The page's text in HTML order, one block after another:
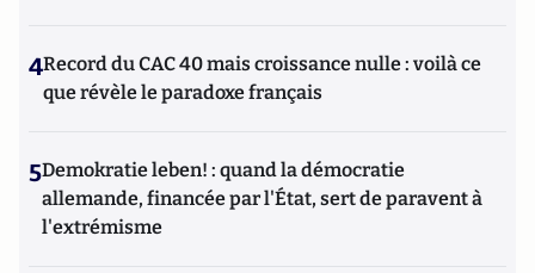
4Record du CAC 40 mais croissance nulle : voilà ce
que révèle le paradoxe français
5Demokratie leben! : quand la démocratie
allemande, financée par l'État, sert de paravent à
l'extrémisme